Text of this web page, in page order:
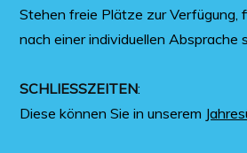
Stehen freie Plätze zur Verfügung,
nach einer individuellen Absprache
SCHLIESSZEITEN:
Diese können Sie in unserem